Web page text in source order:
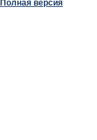
Полная версия